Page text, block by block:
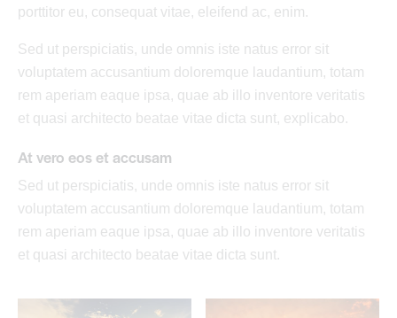
porttitor eu, consequat vitae, eleifend ac, enim.
Sed ut perspiciatis, unde omnis iste natus error sit
voluptatem accusantium doloremque laudantium, totam
rem aperiam eaque ipsa, quae ab illo inventore veritatis
et quasi architecto beatae vitae dicta sunt, explicabo.
At vero eos et accusam
Sed ut perspiciatis, unde omnis iste natus error sit
voluptatem accusantium doloremque laudantium, totam
rem aperiam eaque ipsa, quae ab illo inventore veritatis
et quasi architecto beatae vitae dicta sunt.